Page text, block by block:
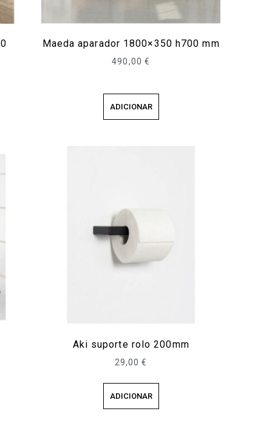
Maeda aparador 1800×350 h700 mm
490,00 €
ADICIONAR
Aki suporte rolo 200mm
29,00€
ADICIONAR